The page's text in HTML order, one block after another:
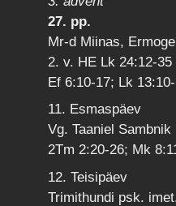
27. pp.
Mr-d Miinas,
2. v. HE Lk 24:12-35
Ef 6:10-17; Lk
11. Esmaspäev
Vg. Taaniel Sambnik
2Tm 2:20-26; Mk
12. Teisipäev
Trimithundi psk.